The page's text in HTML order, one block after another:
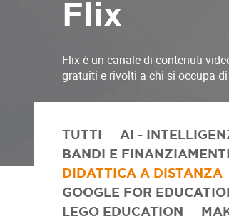
Flix
Flix è un canale di contenuti
gratuiti e rivolti a chi si occupa
TUTTI AI -
BANDI E FINANZIAMENTI
DIDATTICA A DISTANZA
GOOGLE FOR
LEGO EDUCATION